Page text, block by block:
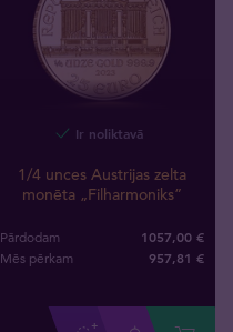
Ir noliktavā
1/4 unces Austrijas zelta
monēta „Filharmoniks”
Pārdodam 1057,00 €
Mēs pērkam 957,81 €